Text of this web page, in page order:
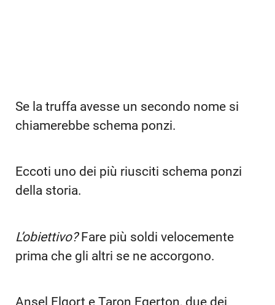
Se la truffa avesse un secondo nome si
chiamerebbe schema ponzi.
Eccoti uno dei più riusciti schema ponzi